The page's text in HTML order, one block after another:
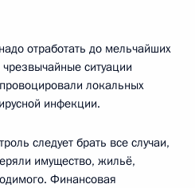
отработать до мельчайших
ситуации
локальных
инфекции.
следует брать все случаи,
имущество, жильё,
Финансовая